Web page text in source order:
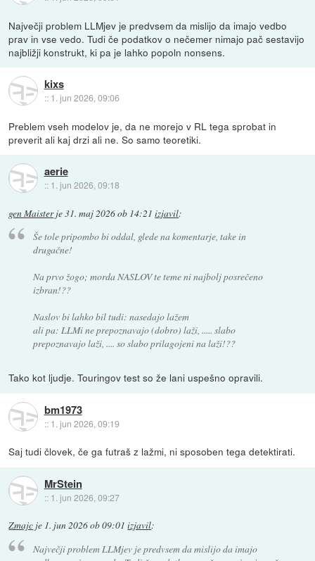
Največji problem LLMjev je predvsem da mislijo da imajo vedbo
prav in vse vedo. Tudi če podatkov o nečemer nimajo pač sestavijo
najbližji konstrukt, ki pa je lahko popoln nonsens.
kixs
:: 1. jun 2026, 09:06
Preblem vseh modelov je, da ne morejo v RL tega sprobat in
preverit ali kaj drzi ali ne. So samo teoretiki.
aerie
:: 1. jun 2026, 09:18
gen Maisterje31. maj 2026 ob 14:21 izjavil:
Še tole pripombo bi oddal, glede na komentarje, take in
drugačne!
Na prvo žogo; morda NASLOV te teme ni najbolj posrečeno
izbran!??
Naslov bi lahko bil tudi: nasedajo lažem
ali pa: LLMi ne prepoznavajo (dobro) laži, ..... slabo
prepoznavajo laži, .... so slabo prilagojeni na laži!??
Tako kot ljudje. Touringov test so že lani uspešno opravili.
bm1973
:: 1. jun 2026, 09:19
Saj tudi človek, če ga futraš z lažmi, ni sposoben tega detektirati.
MrStein
:: 1. jun 2026, 09:27
Zmajc je 1. jun 2026 ob 09:01 izjavil:
Največji problem LLMjev je predvsem da mislijo da imajo